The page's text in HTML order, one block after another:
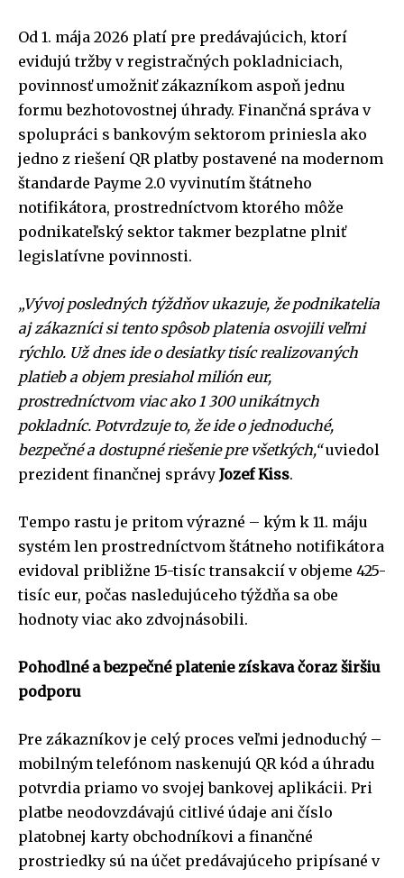
Od 1. mája 2026 platí pre predávajúcich, ktorí
evidujú tržby v registračných pokladniciach,
povinnosť umožniť zákazníkom aspoň jednu
formu bezhotovostnej úhrady. Finančná správa v
spolupráci s bankovým sektorom priniesla ako
jedno z riešení QR platby postavené na modernom
štandarde Payme 2.0 vyvinutím štátneho
notifikátora, prostredníctvom ktorého môže
podnikateľský sektor takmer bezplatne plniť
legislatívne povinnosti.
„Vývoj posledných týždňov ukazuje, že podnikatelia
aj zákazníci si tento spôsob platenia osvojili veľmi
rýchlo. Už dnes ide o desiatky tisíc realizovaných
platieb a objem presiahol milión eur,
prostredníctvom viac ako 1 300 unikátnych
pokladníc. Potvrdzuje to, že ide o jednoduché,
bezpečné a dostupné riešenie pre všetkých,“uviedol
prezident finančnej správy Jozef Kiss.
Tempo rastu je pritom výrazné – kým k 11. máju
systém len prostredníctvom štátneho notifikátora
evidoval približne 15-tisíc transakcií v objeme 425-
tisíc eur, počas nasledujúceho týždňa sa obe
hodnoty viac ako zdvojnásobili.
Pohodlné a bezpečné platenie získava čoraz širšiu
podporu
Pre zákazníkov je celý proces veľmi jednoduchý –
mobilným telefónom naskenujú QR kód a úhradu
potvrdia priamo vo svojej bankovej aplikácii. Pri
platbe neodovzdávajú citlivé údaje ani číslo
platobnej karty obchodníkovi a finančné
prostriedky sú na účet predávajúceho pripísané v